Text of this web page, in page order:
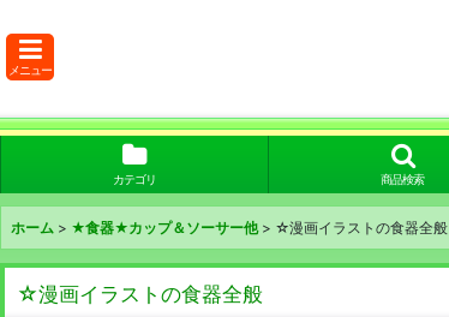
メニュー
カテゴリ 商品検索
ホーム > ★食器★カップ＆ソーサー他 > ☆漫画イラストの食器全般
☆漫画イラストの食器全般